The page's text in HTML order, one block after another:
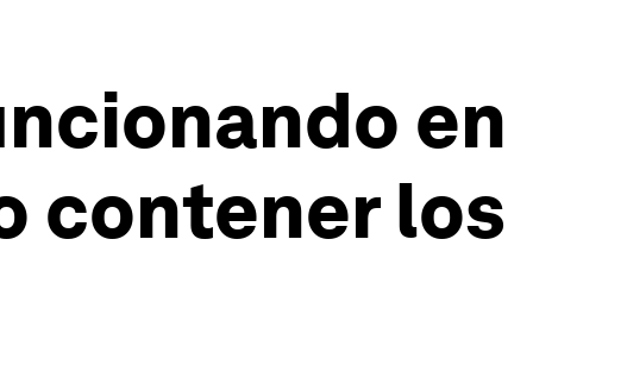
en
contener los